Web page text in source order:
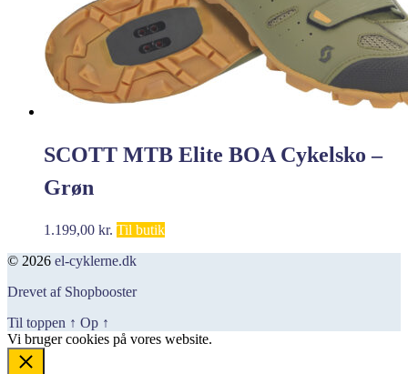
SCOTT MTB Elite BOA Cykelsko –
Grøn
1.199,00 kr. Til butik
© 2026 el-cyklerne.dk
Drevet af Shopbooster
Til toppen ↑ Op ↑
Vi bruger cookies på vores website.